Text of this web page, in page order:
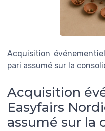
Acquisition
pari assumé sur la
Acquisition
Easyfairs
assumé sur la